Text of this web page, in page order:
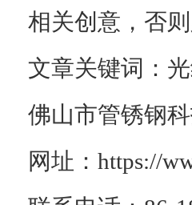
相关创意，否
文章关键词：
佛山市管锈钢
网址： https://